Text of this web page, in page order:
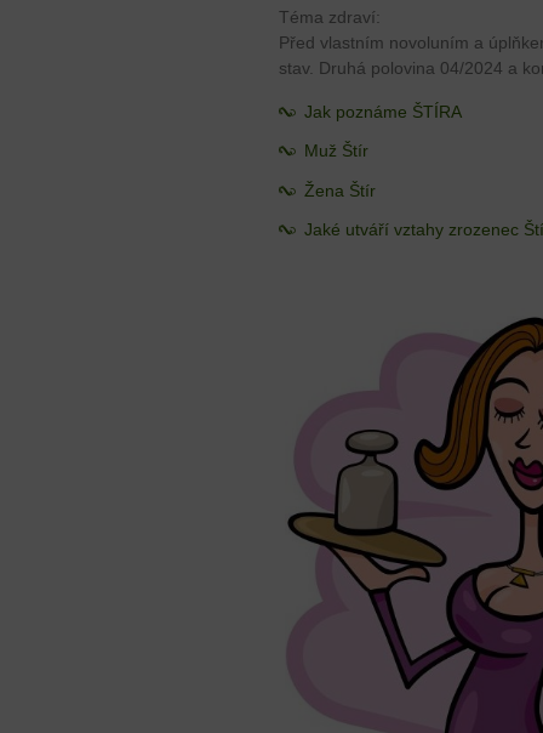
Téma zdraví:
Před vlastním novoluním a
stav. Druhá polovina 04/2024 a
Jak poznáme ŠTÍRA
Muž Štír
Žena Štír
Jaké utváří vztahy zrozenec